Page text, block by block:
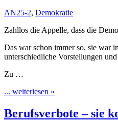
AN25-2, Demokratie
Zahllos die Appelle, dass die
Das war schon immer so, sie war
unterschiedliche Vorstellungen
Zu …
... weiterlesen »
Berufsverbote – sie